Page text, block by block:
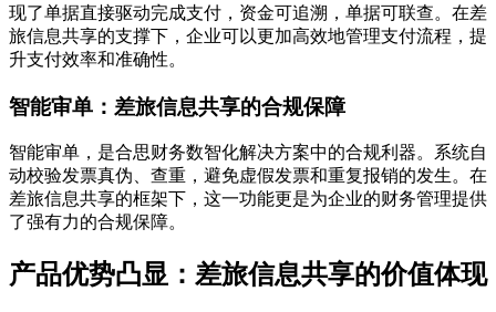
现了单据直接驱动完成支付，资金可追溯，单据可联查。在差
旅信息共享的支撑下，企业可以更加高效地管理支付流程，提
升支付效率和准确性。
智能审单：差旅信息共享的合规保障
智能审单，是合思财务数智化解决方案中的合规利器。系统自
动校验发票真伪、查重，避免虚假发票和重复报销的发生。在
差旅信息共享的框架下，这一功能更是为企业的财务管理提供
了强有力的合规保障。
产品优势凸显：差旅信息共享的价值体现